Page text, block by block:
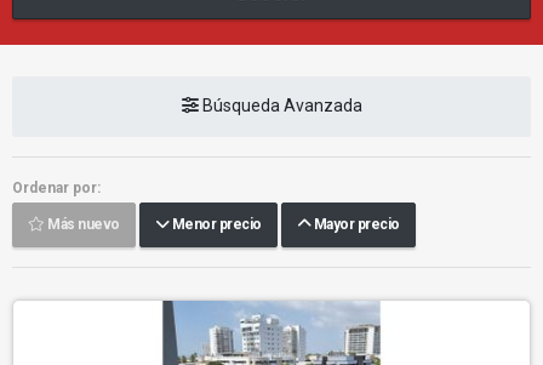
Búsqueda Avanzada
Ordenar por:
Más nuevo Menor precio Mayor precio